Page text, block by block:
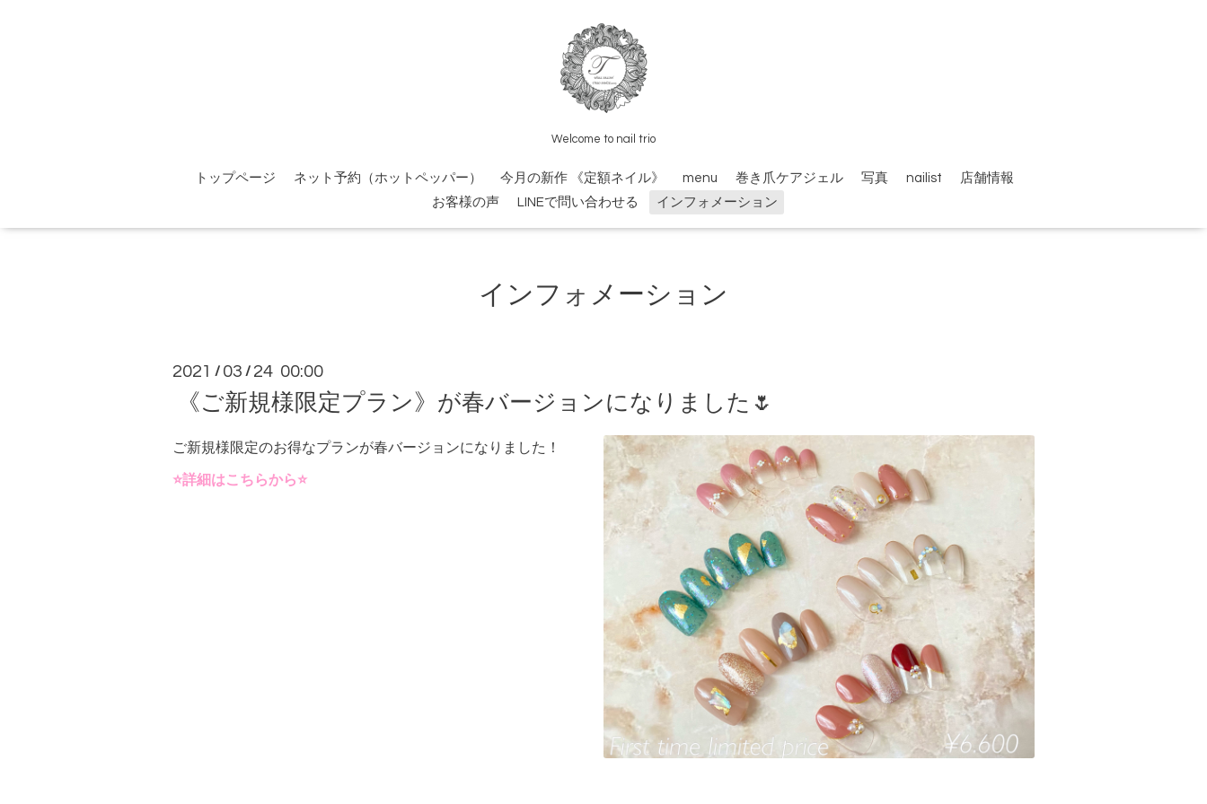
Welcome to nail trio
トップページ ネット予約（ホットペッパー） 今月の新作 《定額ネイル》 menu 巻き爪ケアジェル 写真 nailist
店舗情報
お客様の声
LINEで問い合わせる インフォメーション
インフォメーション
2021 / 03 / 24 00:00
《ご新規様限定プラン》が春バージョンになりました🌷
ご新規様限定のお得なプランが春バージョンになりました！
⭐️詳細はこちらから⭐️